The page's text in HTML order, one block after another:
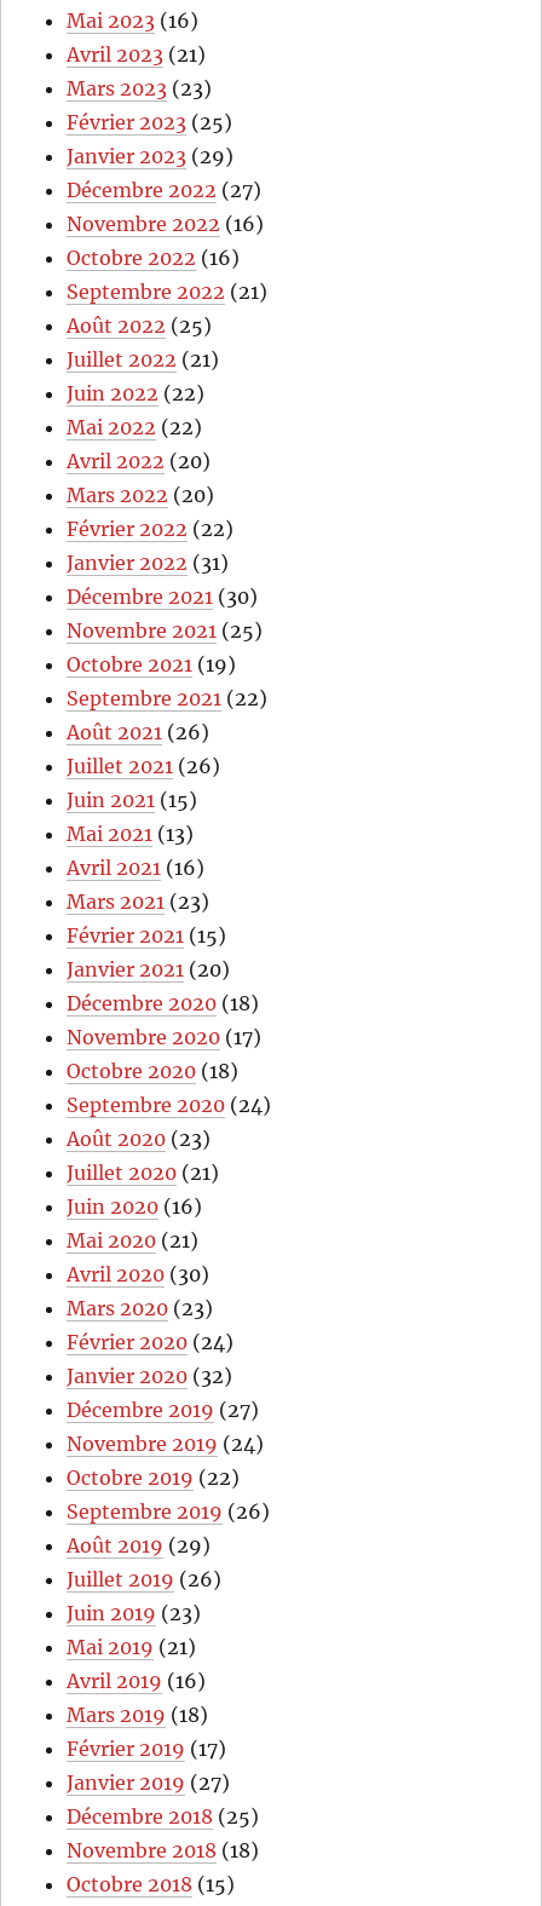
Mai 2023 (16)
Avril 2023 (21)
Mars 2023 (23)
Février 2023 (25)
Janvier 2023 (29)
Décembre 2022 (27)
Novembre 2022 (16)
Octobre 2022 (16)
Septembre 2022 (21)
Août 2022 (25)
Juillet 2022 (21)
Juin 2022 (22)
Mai 2022 (22)
Avril 2022 (20)
Mars 2022 (20)
Février 2022 (22)
Janvier 2022 (31)
Décembre 2021 (30)
Novembre 2021 (25)
Octobre 2021 (19)
Septembre 2021 (22)
Août 2021 (26)
Juillet 2021 (26)
Juin 2021 (15)
Mai 2021 (13)
Avril 2021 (16)
Mars 2021 (23)
Février 2021 (15)
Janvier 2021 (20)
Décembre 2020 (18)
Novembre 2020 (17)
Octobre 2020 (18)
Septembre 2020 (24)
Août 2020 (23)
Juillet 2020 (21)
Juin 2020 (16)
Mai 2020 (21)
Avril 2020 (30)
Mars 2020 (23)
Février 2020 (24)
Janvier 2020 (32)
Décembre 2019 (27)
Novembre 2019 (24)
Octobre 2019 (22)
Septembre 2019 (26)
Août 2019 (29)
Juillet 2019 (26)
Juin 2019 (23)
Mai 2019 (21)
Avril 2019 (16)
Mars 2019 (18)
Février 2019 (17)
Janvier 2019 (27)
Décembre 2018 (25)
Novembre 2018 (18)
Octobre 2018 (15)